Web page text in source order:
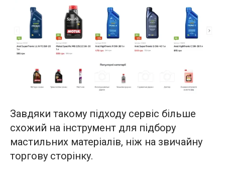
Завдяки такому підходу сервіс більше
схожий на інструмент для підбору
мастильних матеріалів, ніж на звичайну
торгову сторінку.